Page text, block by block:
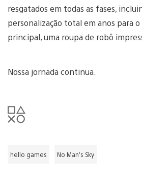
resgatados em todas as fases,
personalização total em anos para
principal, uma roupa de robô
Nossa jornada continua.
hello games No Man’s Sky